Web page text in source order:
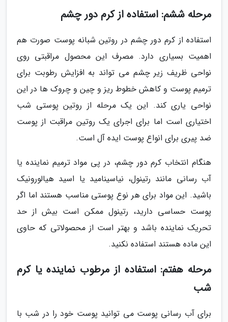
مرحله ششم: استفاده از کرم دور چشم
استفاده از کرم دور چشم در روتین شبانه پوست صورت هم
اهمیت بسیاری دارد. مصرف این محصول مراقبتی روی
نواحی ظریف زیر چشم می تواند به افزایش رطوبت برای
ترمیم پوست و کاهش خطوط ریز و چین و چروک ها در این
نواحی یاری کند. این یک مرحله از روتین پوستی شب
اختیاری است اما برای اجرای یک روتین مراقبت از پوست
ضد پیری برای انواع پوست ایده آل است.
هنگام انتخاب کرم دور چشم، در پی مواد ترمیم نماینده یا
آب رسانی مانند رتینول، نیاسینامید یا اسید هیالورونیک
باشید. این مواد برای هر نوع پوستی مناسب هستند اما اگر
پوست حساسی دارید، رتینول ممکن است بیش از حد
تحریک نماینده باشد و بهتر است از محصولاتی که حاوی
این ماده هستند استفاده نکنید.
مرحله هفتم: استفاده از مرطوب نماینده یا کرم
شب
برای آب رسانی پوست می توانید پوست خود را در شب با